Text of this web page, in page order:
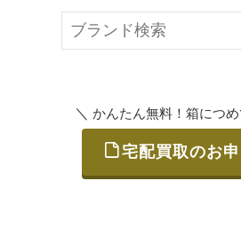
または梱包材不要の「集
ご発送
＼ かんたん無料！箱につ
宅配買取のお